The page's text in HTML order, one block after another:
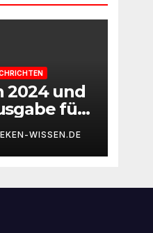
2024 und
für
IVF-
Zahl der
WISSEN.DE